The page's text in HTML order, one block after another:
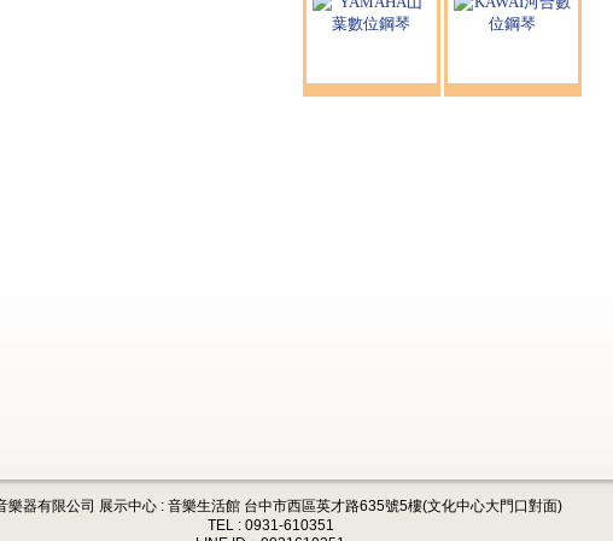
樂器有限公司 展示中心 : 音樂生活館 台中市西區英才路635號5樓(文化中心大門口對面)
TEL : 0931-610351